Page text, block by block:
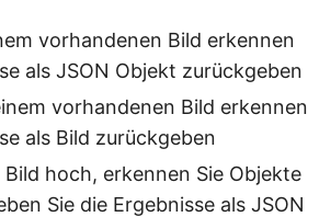
vorhandenen Bild erkennen
als JSON Objekt zurückgeben
vorhandenen Bild erkennen
als Bild zurückgeben
Bild hoch, erkennen Sie Objekte
Sie die Ergebnisse als JSON